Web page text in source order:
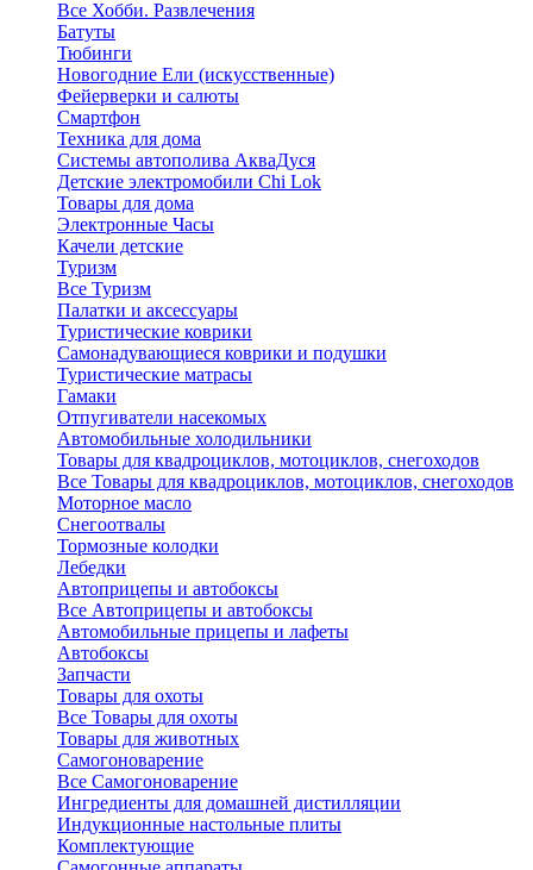
Все Хобби. Развлечения
Батуты
Тюбинги
Новогодние Ели (искусственные)
Фейерверки и салюты
Смартфон
Техника для дома
Системы автополива АкваДуся
Детские электромобили Chi Lok
Товары для дома
Электронные Часы
Качели детские
Туризм
Все Туризм
Палатки и аксессуары
Туристические коврики
Самонадувающиеся коврики и подушки
Туристические матрасы
Гамаки
Отпугиватели насекомых
Автомобильные холодильники
Товары для квадроциклов, мотоциклов, снегоходов
Все Товары для квадроциклов, мотоциклов, снегоходов
Моторное масло
Снегоотвалы
Тормозные колодки
Лебедки
Автоприцепы и автобоксы
Все Автоприцепы и автобоксы
Автомобильные прицепы и лафеты
Автобоксы
Запчасти
Товары для охоты
Все Товары для охоты
Товары для животных
Самогоноварение
Все Самогоноварение
Ингредиенты для домашней дистилляции
Индукционные настольные плиты
Комплектующие